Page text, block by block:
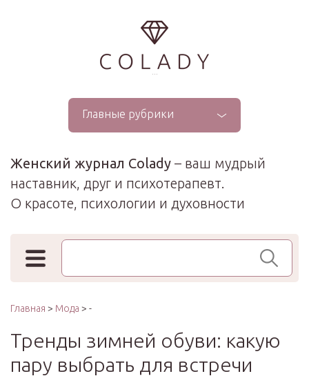
...
Главные рубрики
Женский журнал Colady – ваш мудрый
наставник, друг и психотерапевт.
О красоте, психологии и духовности
Поиск по сайту
Главная > Мода > -
Тренды зимней обуви: какую
пару выбрать для встречи